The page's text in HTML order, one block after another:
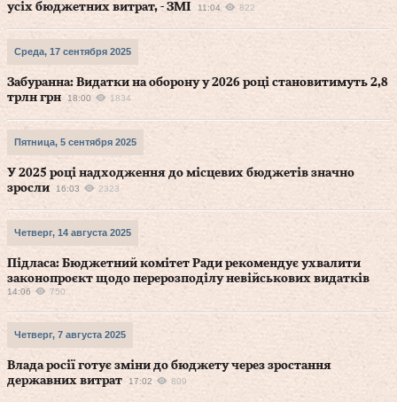
усіх бюджетних витрат, - ЗМІ
11:04 822
Среда, 17 сентября 2025
Забуранна: Видатки на оборону у 2026 році становитимуть 2,8
трлн грн
18:00 1834
Пятница, 5 сентября 2025
У 2025 році надходження до місцевих бюджетів значно
зросли
16:03 2323
Четверг, 14 августа 2025
Підласа: Бюджетний комітет Ради рекомендує ухвалити
законопроєкт щодо перерозподілу невійськових видатків
14:06 750
Четверг, 7 августа 2025
Влада росії готує зміни до бюджету через зростання
державних витрат
17:02 809